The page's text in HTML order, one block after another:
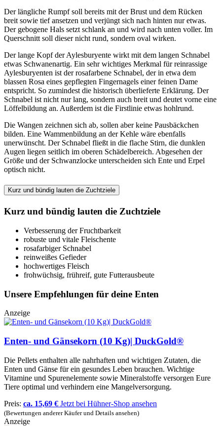
Der längliche Rumpf soll bereits mit der Brust und dem Rücken
breit sowie tief ansetzen und verjüngt sich nach hinten nur etwas.
Der gebogene Hals setzt schlank an und wird nach unten voller. Im
Querschnitt soll dieser nicht rund, sondern oval wirken.
Der lange Kopf der Aylesburyente wirkt mit dem langen Schnabel
etwas Schwanenartig. Ein sehr wichtiges Merkmal für reinrassige
Aylesburyenten ist der rosafarbene Schnabel, der in etwa dem
blassen Rosa eines gepflegten Fingernagels einer feinen Dame
entspricht. So zumindest die historisch überlieferte Erklärung. Der
Schnabel ist nicht nur lang, sondern auch breit und deutet vorne eine
Löffelbildung an. Außerdem ist die Firstlinie etwas hohlrund.
Die Wangen zeichnen sich ab, sollen aber keine Pausbäckchen
bilden. Eine Wammenbildung an der Kehle wäre ebenfalls
unerwünscht. Der Schnabel fließt in die flache Stirn, die dunklen
Augen liegen seitlich im oberen Schädelbereich. Abgesehen der
Größe und der Schwanzlocke unterscheiden sich Ente und Erpel
optisch nicht.
Kurz und bündig lauten die Zuchtziele
Kurz und bündig lauten die Zuchtziele
Verbesserung der Fruchtbarkeit
robuste und vitale Fleischente
rosafarbiger Schnabel
reinweißes Gefieder
hochwertiges Fleisch
frohwüchsig, frühreif, gute Futterausbeute
Unsere Empfehlungen für deine Enten
Anzeige
Enten- und Gänsekorn (10 Kg)| DuckGold®
Die Pellets enthalten alle nahrhaften und wichtigen Zutaten, die
Enten und Gänse für ein gesundes Leben brauchen. Wichtige
Vitamine und Spurenelemente sowie Mineralstoffe versorgen Eure
Tiere optimal und verhindern eine Mangelversorgung.
Preis: ca. 15,69 € Jetzt bei Hühner-Shop ansehen
(Bewertungen anderer Käufer und Details ansehen)
Anzeige